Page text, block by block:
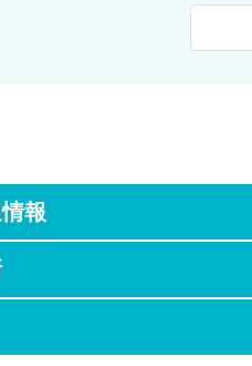
報